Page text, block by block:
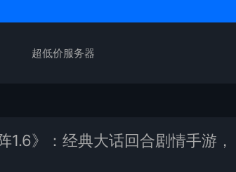
超低价服务器
1.6》：经典大话回合剧情手游，